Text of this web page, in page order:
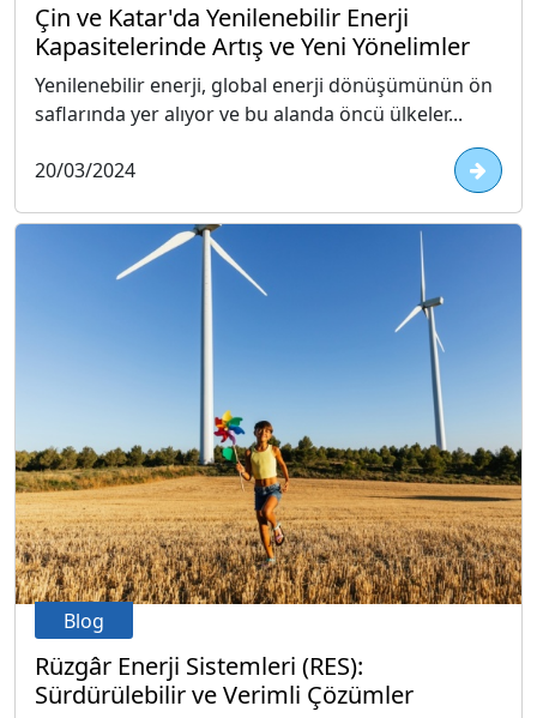
Çin ve Katar'da Yenilenebilir Enerji
Kapasitelerinde Artış ve Yeni Yönelimler
Yenilenebilir enerji, global enerji dönüşümünün ön
saflarında yer alıyor ve bu alanda öncü ülkeler...
20/03/2024
Blog
Rüzgâr Enerji Sistemleri (RES):
Sürdürülebilir ve Verimli Çözümler